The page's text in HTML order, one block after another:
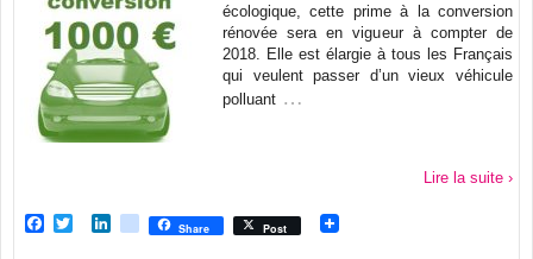
écologique, cette prime à la conversion
rénovée sera en vigueur à compter de
2018. Elle est élargie à tous les Français
qui veulent passer d’un vieux véhicule
polluant …
Lire la suite ›
Facebook
TwitterLinkedIn
viadeoShare Post